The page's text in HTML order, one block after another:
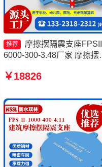
推荐
摩擦摆隔震支座
6000-300-3.48厂家 摩擦摆
工厂 FPS建筑摩擦摆支座
400-4.11生产厂家
￥18826